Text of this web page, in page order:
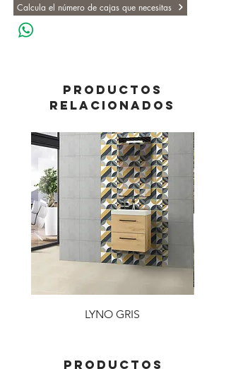
Calcula el número de cajas que necesitas
PRODUCTOS
RELACIONADOS
LYNO GRIS
PRODUCTOS